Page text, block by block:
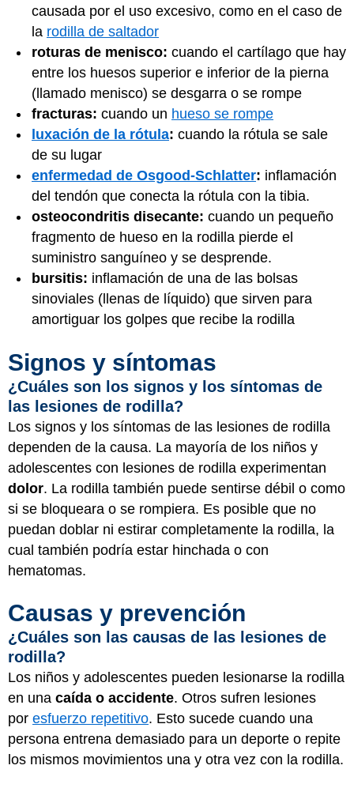
causada por el uso excesivo, como en el caso de
la rodilla de saltador
roturas de menisco: cuando el cartílago que hay
entre los huesos superior e inferior de la pierna
(llamado menisco) se desgarra o se rompe
fracturas: cuando un hueso se rompe
luxación de la rótula: cuando la rótula se sale
de su lugar
enfermedad de Osgood-Schlatter: inflamación
del tendón que conecta la rótula con la tibia.
osteocondritis disecante: cuando un pequeño
fragmento de hueso en la rodilla pierde el
suministro sanguíneo y se desprende.
bursitis: inflamación de una de las bolsas
sinoviales (llenas de líquido) que sirven para
amortiguar los golpes que recibe la rodilla
Signos y síntomas
¿Cuáles son los signos y los síntomas de
las lesiones de rodilla?
Los signos y los síntomas de las lesiones de rodilla
dependen de la causa. La mayoría de los niños y
adolescentes con lesiones de rodilla experimentan
dolor. La rodilla también puede sentirse débil o como
si se bloqueara o se rompiera. Es posible que no
puedan doblar ni estirar completamente la rodilla, la
cual también podría estar hinchada o con
hematomas.
Causas y prevención
¿Cuáles son las causas de las lesiones de
rodilla?
Los niños y adolescentes pueden lesionarse la rodilla
en una caída o accidente. Otros sufren lesiones
por esfuerzo repetitivo. Esto sucede cuando una
persona entrena demasiado para un deporte o repite
los mismos movimientos una y otra vez con la rodilla.